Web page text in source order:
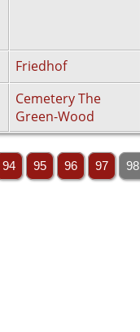
Friedhof
Cemetery The
Green-Wood
94 95 96 97 98